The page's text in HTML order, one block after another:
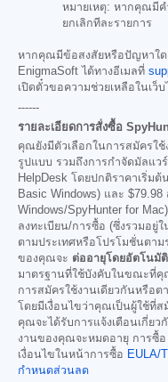
หมายเหตุ: หากคุณมี
ยกเลิกทีละรายการ
หากคุณมีข้อสงสัยหรือปัญหาใ
EnigmaSoft ได้ทางอีเมลที่
เปิดตั๋วขอความช่วยเหลือในเว็บ
------
รายละเอียดการสั่งซื้อ
คุณยังมีตัวเลือกในการสมัครใ
รูปแบบ รวมถึงการกำจัดมัลแว
HelpDesk โดยปกติราคาเริ่มต้
Basic Windows) และ $79.98
Windows/SpyHunter for
ลงทะเบียน/การซื้อ (ซึ่งรวมอยู่
ตามประเทศหรือโปรโมชั่นตา
ของคุณจะ ต่ออายุโดยอัตโนมัติ
มาตรฐานที่ใช้บังคับในขณะที่คุ
การสมัครใช้งานเดียวกันหรือ
โดยมีเงื่อนไขว่าคุณเป็นผู้ใช้ที่
คุณจะได้รับการแจ้งเตือนเกี่ย
งานของคุณจะหมดอายุ การซื้
เงื่อนไขในหน้าการซื้อ EULA/
กำหนดส่วนลด